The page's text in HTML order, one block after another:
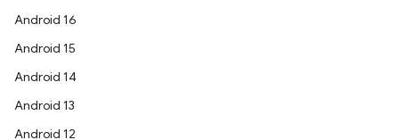
Android 16
Android 15
Android 14
Android 13
Android 12